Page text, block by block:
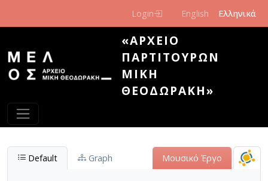
Login English Ελληνικά
«ΑΡΧΕΊΟ
ΠΑΡΤΙΤΟΎΡΩΝ
ΜΊΚΗ
ΘΕΟΔΩΡΆΚΗ»
Default Graph Μουσικό Έργο